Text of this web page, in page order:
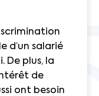
d’un salarié
De plus, la
de
ont besoin